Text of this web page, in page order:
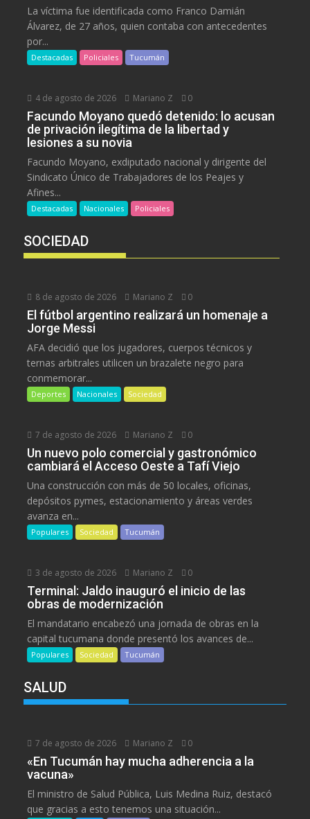
La víctima fue identificada como Franco Damián
Álvarez, de 27 años, quien contaba con antecedentes
por...
Destacadas Policiales Tucumán
4 de agosto de 2026 Mariano Z 0
Facundo Moyano quedó detenido: lo acusan
de privación ilegítima de la libertad y
lesiones a su novia
Facundo Moyano, exdiputado nacional y dirigente del
Sindicato Único de Trabajadores de los Peajes y
Afines...
Destacadas Nacionales Policiales
SOCIEDAD
8 de agosto de 2026 Mariano Z 0
El fútbol argentino realizará un homenaje a
Jorge Messi
AFA decidió que los jugadores, cuerpos técnicos y
ternas arbitrales utilicen un brazalete negro para
conmemorar...
Deportes Nacionales Sociedad
7 de agosto de 2026 Mariano Z 0
Un nuevo polo comercial y gastronómico
cambiará el Acceso Oeste a Tafí Viejo
Una construcción con más de 50 locales, oficinas,
depósitos pymes, estacionamiento y áreas verdes
avanza en...
Populares Sociedad Tucumán
3 de agosto de 2026 Mariano Z 0
Terminal: Jaldo inauguró el inicio de las
obras de modernización
El mandatario encabezó una jornada de obras en la
capital tucumana donde presentó los avances de...
Populares Sociedad Tucumán
SALUD
7 de agosto de 2026 Mariano Z 0
«En Tucumán hay mucha adherencia a la
vacuna»
El ministro de Salud Pública, Luis Medina Ruiz, destacó
que gracias a esto tenemos una situación...